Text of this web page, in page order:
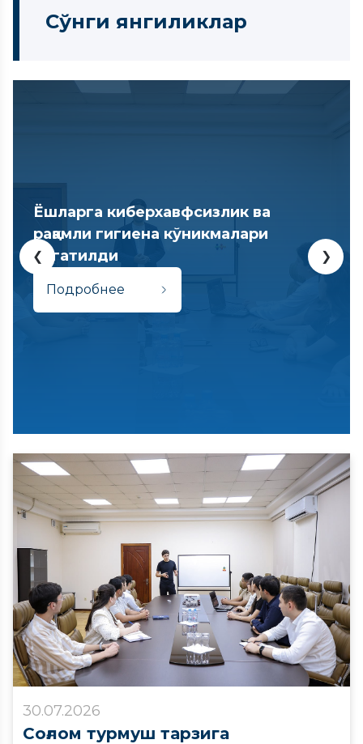
Сўнги янгиликлар
Ёшларга киберхавфсизлик ва
рақамли гигиена кўникмалари
ўргатилди
Подробнее
❮ ❯
30.07.2026
Соғлом турмуш тарзига